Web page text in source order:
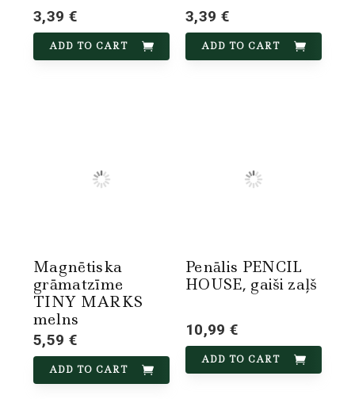
3,39 €
ADD TO CART
3,39 €
ADD TO CART
Magnētiska
grāmatzīme
TINY MARKS
melns
5,59 €
ADD TO CART
Penālis PENCIL
HOUSE, gaiši zaļš
10,99 €
ADD TO CART